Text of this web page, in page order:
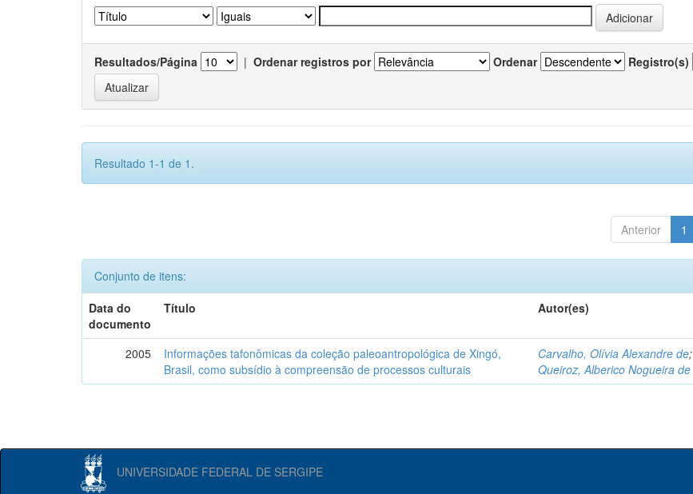
Resultados/Página | Ordenar registros por Ordenar Registro(s)
Resultado 1-1 de 1.
Anterior 1
Conjunto de itens:
Data do
documento
Título Autor(es)
2005
Informações tafonômicas da coleção paleoantropológica de Xingó,
Brasil, como subsídio à compreensão de processos culturais
Carvalho, Olívia Alexandre de;
Queiroz, Alberico Nogueira de
UNIVERSIDADE FEDERAL DE SERGIPE